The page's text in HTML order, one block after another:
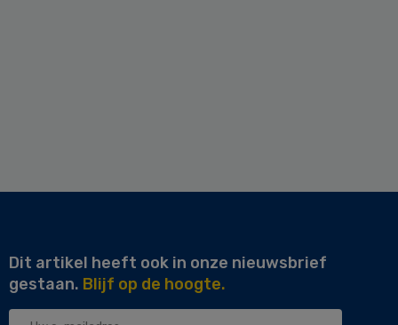
Dit artikel heeft ook in onze nieuwsbrief
gestaan. Blijf op de hoogte.
Uw